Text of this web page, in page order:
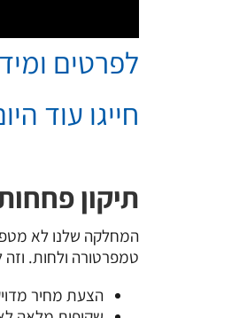
לפרטים
חייגו עוד
תיקון
המחלקה שלנו לא
טמפרטורה ולחות.
הצעת מחיר